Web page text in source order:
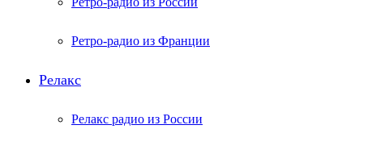
Ретро-радио из Франции
Релакс
Релакс радио из России